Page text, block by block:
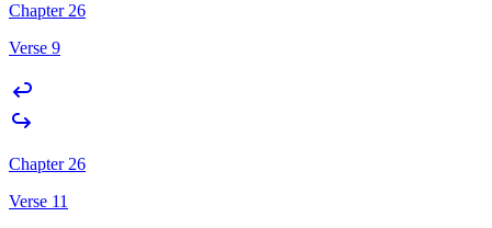
Chapter 26
Verse 9
Chapter 26
Verse 11